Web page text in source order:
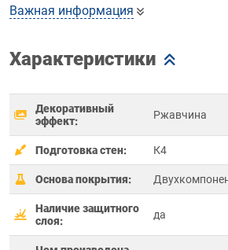
Важная информация
Характеристики
Декоративный
эффект:
Ржавчина
Подготовка стен: К4
Основа покрытия:
Наличие защитного
слоя:
да